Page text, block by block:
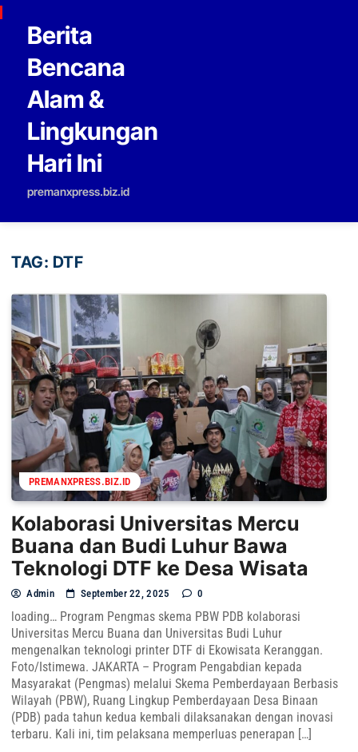
Skip to content
Berita
Bencana
Alam &
Lingkungan
Hari Ini
premanxpress.biz.id
TAG: DTF
PREMANXPRESS.BIZ.ID
Kolaborasi Universitas Mercu
Buana dan Budi Luhur Bawa
Teknologi DTF ke Desa Wisata
Admin September 22, 2025 0
loading… Program Pengmas skema PBW PDB kolaborasi
Universitas Mercu Buana dan Universitas Budi Luhur
mengenalkan teknologi printer DTF di Ekowisata Keranggan.
Foto/Istimewa. JAKARTA – Program Pengabdian kepada
Masyarakat (Pengmas) melalui Skema Pemberdayaan Berbasis
Wilayah (PBW), Ruang Lingkup Pemberdayaan Desa Binaan
(PDB) pada tahun kedua kembali dilaksanakan dengan inovasi
terbaru. Kali ini, tim pelaksana memperluas penerapan […]